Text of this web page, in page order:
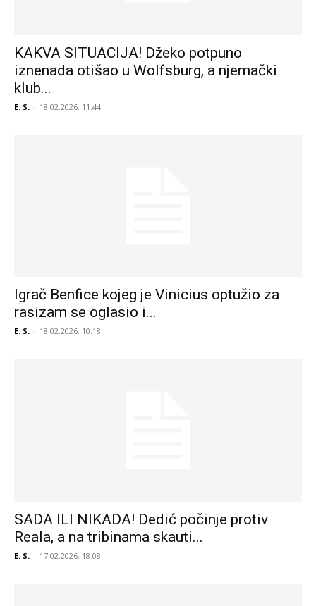
KAKVA SITUACIJA! Džeko potpuno
iznenada otišao u Wolfsburg, a njemački
klub...
E. S. - 18.02.2026. 11:44
Igrač Benfice kojeg je Vinicius optužio za
rasizam se oglasio i...
E. S. - 18.02.2026. 10:18
SADA ILI NIKADA! Dedić počinje protiv
Reala, a na tribinama skauti...
E. S. - 17.02.2026. 18:08